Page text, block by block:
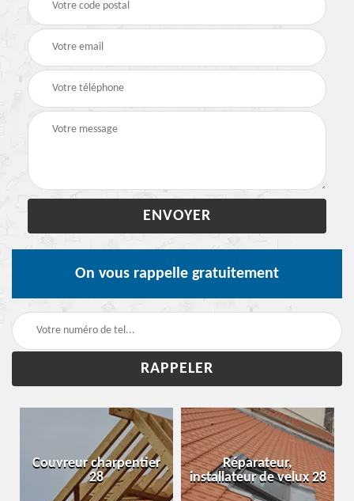
On vous rappelle gratuitement
Couvreur charpentier
28
Réparateur,
installateur de velux 28